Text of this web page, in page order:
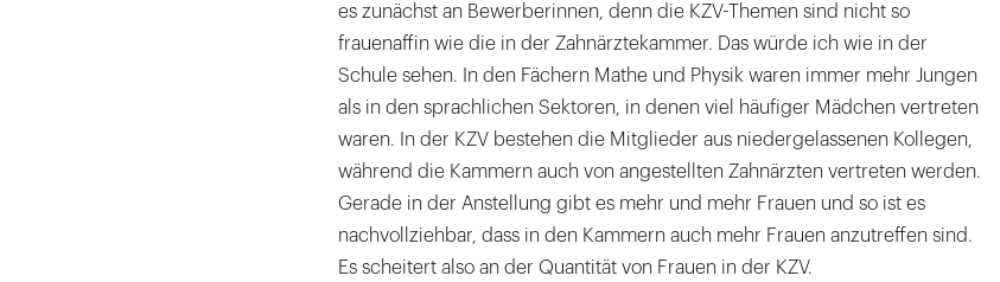
es zunächst an Bewerberinnen, denn die KZV-Themen sind nicht so
frauenaffin wie die in der Zahnärztekammer. Das würde ich wie in der
Schule sehen. In den Fächern Mathe und Physik waren immer mehr Jungen
als in den sprachlichen Sektoren, in denen viel häufiger Mädchen vertreten
waren. In der KZV bestehen die Mitglieder aus niedergelassenen Kollegen,
während die Kammern auch von angestellten Zahnärzten vertreten werden.
Gerade in der Anstellung gibt es mehr und mehr Frauen und so ist es
nachvollziehbar, dass in den Kammern auch mehr Frauen anzutreffen sind.
Es scheitert also an der Quantität von Frauen in der KZV.